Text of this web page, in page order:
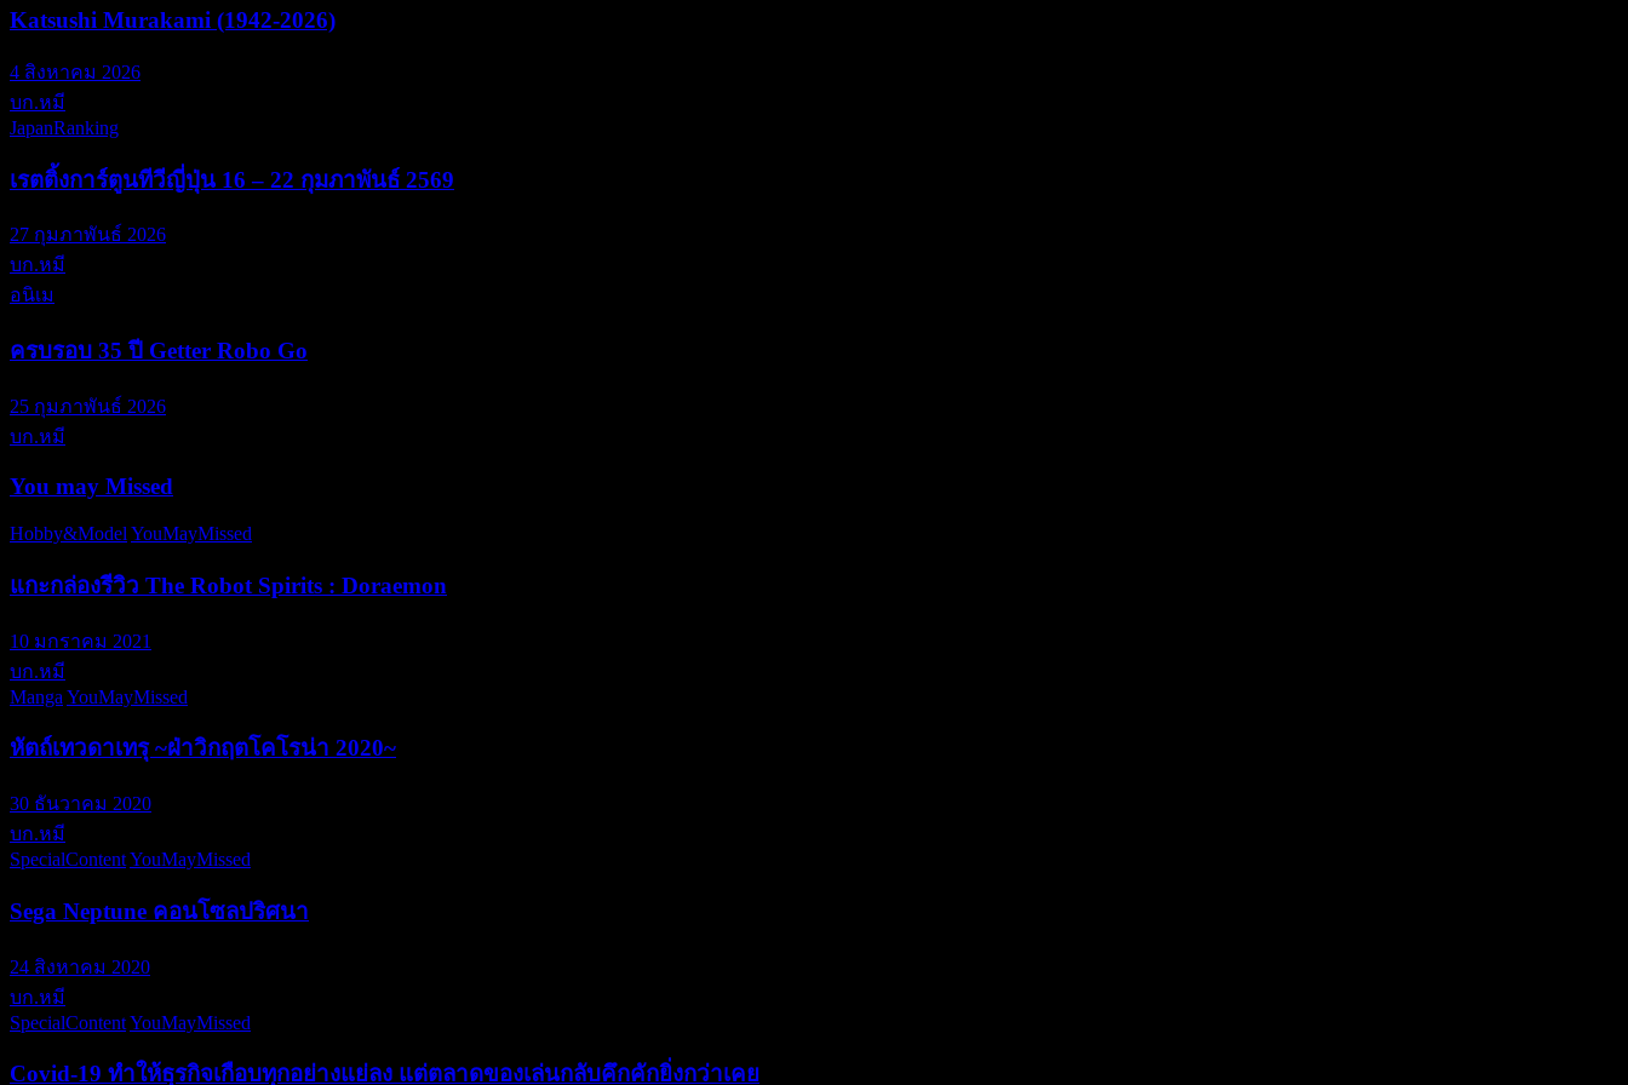
Katsushi Murakami (1942-2026)
4 สิงหาคม 2026
บก.หมี
JapanRanking
เรตติ้งการ์ตูนทีวีญี่ปุ่น 16 – 22 กุมภาพันธ์ 2569
27 กุมภาพันธ์ 2026
บก.หมี
อนิเม
ครบรอบ 35 ปี Getter Robo Go
25 กุมภาพันธ์ 2026
บก.หมี
You may Missed
Hobby&Model YouMayMissed
แกะกล่องรีวิว The Robot Spirits : Doraemon
10 มกราคม 2021
บก.หมี
Manga YouMayMissed
หัตถ์เทวดาเทรุ ~ฝ่าวิกฤตโคโรน่า 2020~
30 ธันวาคม 2020
บก.หมี
SpecialContentYouMayMissed
Sega Neptune คอนโซลปริศนา
24 สิงหาคม 2020
บก.หมี
SpecialContentYouMayMissed
Covid-19 ทำให้ธุรกิจเกือบทุกอย่างแย่ลง แต่ตลาดของเล่นกลับคึกคักยิ่งกว่าเคย